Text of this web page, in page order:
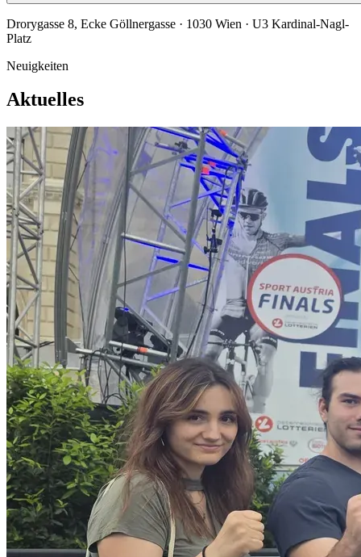
Drorygasse 8, Ecke Göllnergasse · 1030 Wien · U3 Kardinal-Nagl-
Platz
Neuigkeiten
Aktuelles